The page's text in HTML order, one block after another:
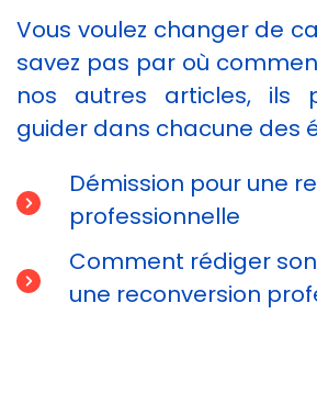
Vous voulez changer de
savez pas par où
nos autres articles, ils
guider dans chacune des
Démission pour une
professionnelle
Comment rédiger
une reconversion